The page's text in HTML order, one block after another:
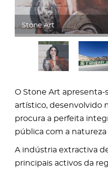
Stone Art
O Stone Art apresenta-
artístico, desenvolvido
procura a perfeita
pública com a
A indústria extractiva
principais activos da